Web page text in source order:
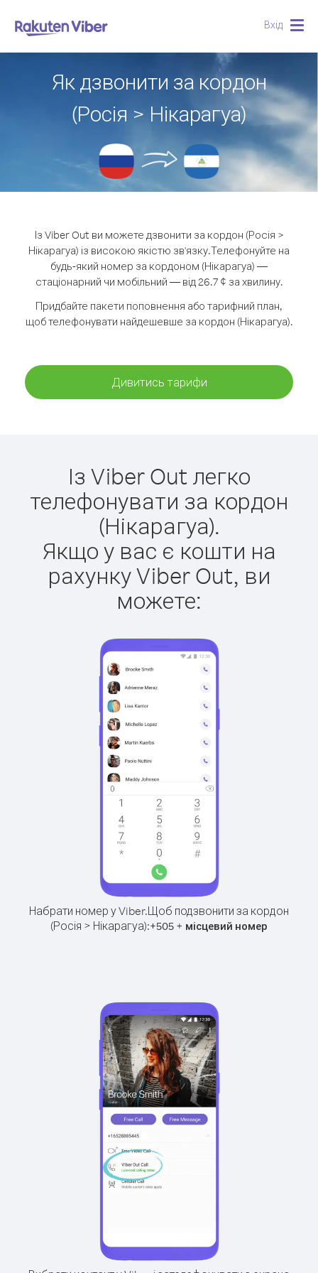
Вхід
Як дзвонити за кордон
(Росія > Нікарагуа)
Із Viber Out ви можете дзвонити за кордон (Росія >
Нікарагуа) із високою якістю зв'язку.Телефонуйте на
будь-який номер за кордоном (Нікарагуа) —
стаціонарний чи мобільний — від 26.7 ¢ за хвилину.
Придбайте пакети поповнення або тарифний план,
щоб телефонувати найдешевше за кордон (Нікарагуа).
Дивитись тарифи
Із Viber Out легко
телефонувати за кордон
(Нікарагуа).
Якщо у вас є кошти на
рахунку Viber Out, ви
можете:
Набрати номер у Viber.Щоб подзвонити за кордон
(Росія > Нікарагуа):+505 + місцевий номер